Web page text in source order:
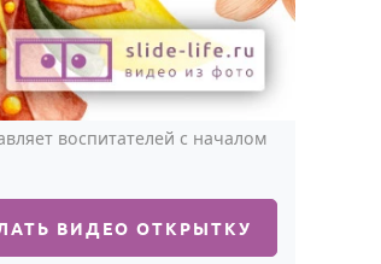
воспитателей с началом
ВИДЕО ОТКРЫТКУ